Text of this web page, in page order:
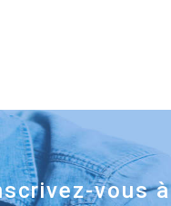
vous à